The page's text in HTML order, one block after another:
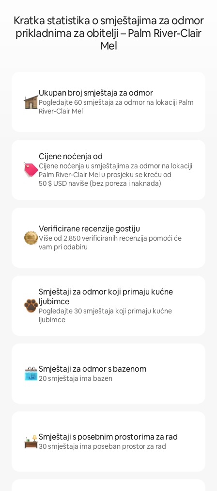
Kratka statistika o smještajima za odmor
prikladnima za obitelji – Palm River-Clair
Mel
Ukupan broj smještaja za odmor
Pogledajte 60 smještaja za odmor na lokaciji Palm
River-Clair Mel
Cijene noćenja od
Cijene noćenja u smještajima za odmor na lokaciji
Palm River-Clair Mel u prosjeku se kreću od
50 $ USD naviše (bez poreza i naknada)
Verificirane recenzije gostiju
Više od 2.850 verificiranih recenzija pomoći će
vam pri odabiru
Smještaji za odmor koji primaju kućne
ljubimce
Pogledajte 30 smještaja koji primaju kućne
ljubimce
Smještaji za odmor s bazenom
20 smještaja ima bazen
Smještaji s posebnim prostorima za rad
30 smještaja ima poseban prostor za rad